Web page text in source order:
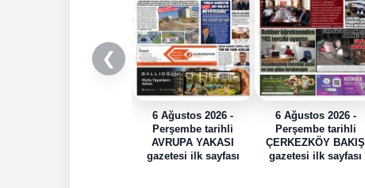
❮
6 Ağustos 2026 -
Perşembe tarihli
AVRUPA YAKASI
gazetesi ilk sayfası
6 Ağustos 2026 -
Perşembe tarihli
ÇERKEZKÖY BAKIŞ
gazetesi ilk sayfası